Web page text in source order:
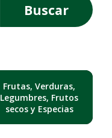
Buscar
Frutas, Verduras,
Legumbres, Frutos
secos y Especias